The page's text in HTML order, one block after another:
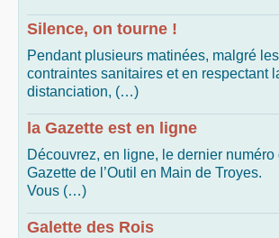
Silence, on tourne !
Pendant plusieurs matinées, malgré les
contraintes sanitaires et en respectant
distanciation, (…)
la Gazette est en ligne
Découvrez, en ligne, le dernier numéro
Gazette de l’Outil en Main de Troyes.
Vous (…)
Galette des Rois